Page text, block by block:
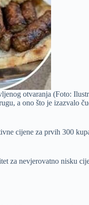
otvaranja (Foto:
a ono što je izazvalo
cijene za prvih 300
za nevjerovatno nisku